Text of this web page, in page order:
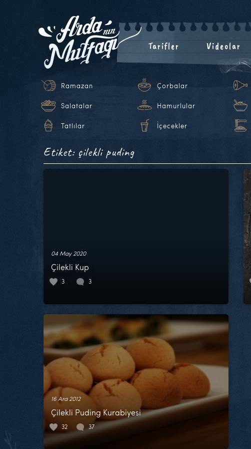
Tarifler Videolar
Ramazan Çorbalar
Salatalar Hamurlular
Tatlılar İçecekler
Etiket: çilekli puding
04 May 2020
Çilekli Kup
3 3
16 Ara 2012
Çilekli Puding Kurabiyesi
32 37